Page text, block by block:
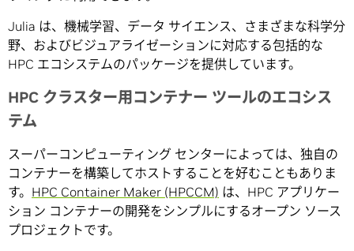
Julia は、機械学習、データ サイエンス、さまざまな科学分
野、およびビジュアライゼーションに対応する包括的な
HPC エコシステムのパッケージを提供しています。
HPC クラスター用コンテナー ツールのエコシス
テム
スーパーコンピューティング センターによっては、独自の
コンテナーを構築してホストすることを好むこともありま
す。 HPC Container Maker (HPCCM) は、HPC アプリケー
ション コンテナーの開発をシンプルにするオープン ソース
プロジェクトです。